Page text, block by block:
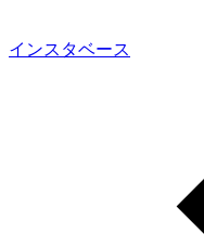
インスタベース